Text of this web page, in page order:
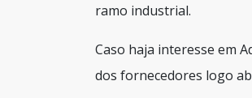
ramo industrial.
Caso haja interesse em
dos fornecedores logo